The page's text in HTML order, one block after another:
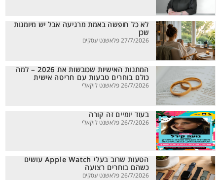
לא כל חופשה באמת מרגיעה אבל יש מיומנות
שכן
27/7/2026 פלאשנט עסקים
המתנות האישיות שכובשות את 2026 – למה
כולם בוחרים טבעות עם חריטה אישית
26/7/2026 פלאשנט לוקאלי
בעוד יומיים זה קורה
26/7/2026 פלאשנט לוקאלי
הטעות שרוב בעלי Apple Watch עושים
כשהם בוחרים רצועה
26/7/2026 פלאשנט עסקים